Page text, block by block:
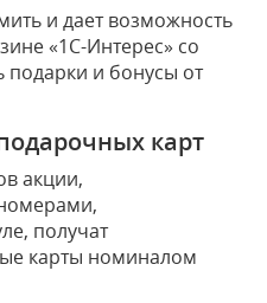
и дает возможность
«1С-Интерес» со
подарки и бонусы от
карт
акции,
получат
карты номиналом